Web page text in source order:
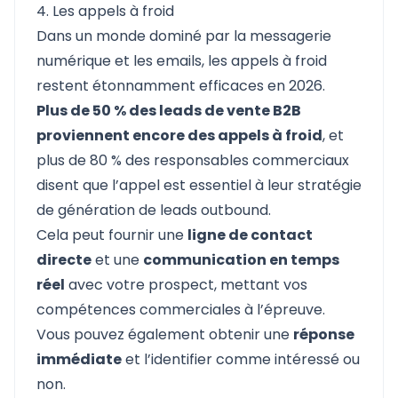
4. Les appels à froid
Dans un monde dominé par la messagerie
numérique et les emails, les appels à froid
restent étonnamment efficaces en 2026.
Plus de 50 % des leads de vente B2B
proviennent encore des appels à froid, et
plus de 80 % des responsables commerciaux
disent que l’appel est essentiel à leur stratégie
de génération de leads outbound.
Cela peut fournir une ligne de contact
directeet une communication en temps
réel avec votre prospect, mettant vos
compétences commerciales à l’épreuve.
Vous pouvez également obtenir une réponse
immédiateet l’identifier comme intéressé ou
non.